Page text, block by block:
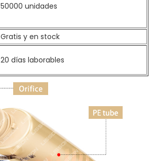
50000 unidades
Gratis y en stock
20 días laborables